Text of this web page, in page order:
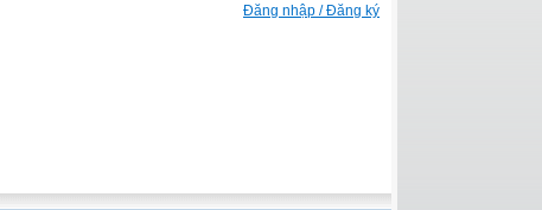
Đăng nhập / Đăng ký